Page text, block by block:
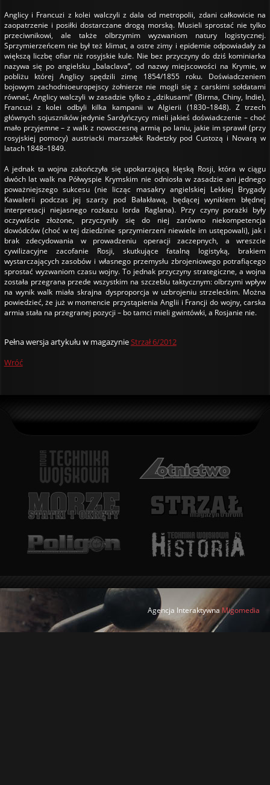
Anglicy i Francuzi z kolei walczyli z dala od metropolii, zdani całkowicie na
zaopatrzenie i posiłki dostarczane drogą morską. Musieli sprostać nie tylko
przeciwnikowi, ale także olbrzymim wyzwaniom natury logistycznej.
Sprzymierzeńcem nie był też klimat, a ostre zimy i epidemie odpowiadały za
większą liczbę ofiar niż rosyjskie kule. Nie bez przyczyny do dziś kominiarka
nazywa się po angielsku „balaclava”, od nazwy miejscowości na Krymie, w
pobliżu której Anglicy spędzili zimę 1854/1855 roku. Doświadczeniem
bojowym zachodnioeuropejscy żołnierze nie mogli się z carskimi sołdatami
równać, Anglicy walczyli w zasadzie tylko z „dzikusami” (Birma, Chiny, Indie),
Francuzi z kolei odbyli kilka kampanii w Algierii (1830–1848). Z trzech
głównych sojuszników jedynie Sardyńczycy mieli jakieś doświadczenie – choć
mało przyjemne – z walk z nowoczesną armią po laniu, jakie im sprawił (przy
rosyjskiej pomocy) austriacki marszałek Radetzky pod Custozą i Novarą w
latach 1848–1849.
A jednak ta wojna zakończyła się upokarzającą klęską Rosji, która w ciągu
dwóch lat walk na Półwyspie Krymskim nie odniosła w zasadzie ani jednego
poważniejszego sukcesu (nie licząc masakry angielskiej Lekkiej Brygady
Kawalerii podczas jej szarży pod Bałakławą, będącej wynikiem błędnej
interpretacji niejasnego rozkazu lorda Raglana). Przy czyny porażki były
oczywiście złożone, przyczyniły się do niej zarówno niekompetencja
dowódców (choć w tej dziedzinie sprzymierzeni niewiele im ustępowali), jak i
brak zdecydowania w prowadzeniu operacji zaczepnych, a wreszcie
cywilizacyjne zacofanie Rosji, skutkujące fatalną logistyką, brakiem
wystarczających zasobów i własnego przemysłu zbrojeniowego potrafiącego
sprostać wyzwaniom czasu wojny. To jednak przyczyny strategiczne, a wojna
została przegrana przede wszystkim na szczeblu taktycznym: olbrzymi wpływ
na wynik walk miała skrajna dysproporcja w uzbrojeniu strzeleckim. Można
powiedzieć, że już w momencie przystąpienia Anglii i Francji do wojny, carska
armia stała na przegranej pozycji – bo tamci mieli gwintówki, a Rosjanie nie.
Pełna wersja artykułu w magazynieStrzał 6/2012
Wróć
Agencja Interaktywna Migomedia